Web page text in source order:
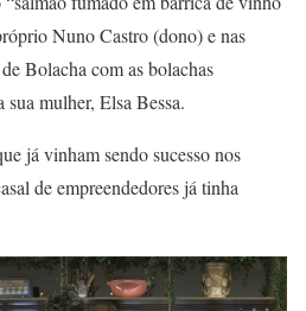
Nuno Castro (dono) e nas
Bolacha com as bolachas
mulher, Elsa Bessa.
já vinham sendo sucesso nos
de empreendedores já tinha